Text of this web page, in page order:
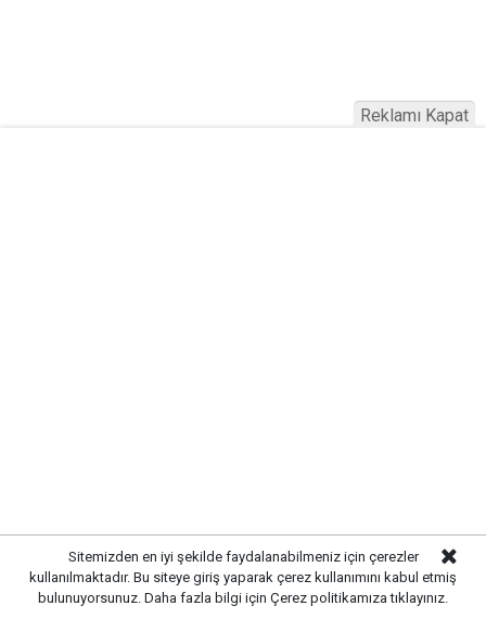
Sitemizden en iyi şekilde faydalanabilmeniz için çerezler
kullanılmaktadır. Bu siteye giriş yaparak çerez kullanımını kabul etmiş
bulunuyorsunuz. Daha fazla bilgi için Çerez politikamıza tıklayınız.
Reklamı Kapat